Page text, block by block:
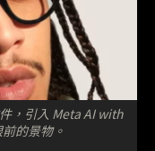
，引入 Meta AI with
的景物。